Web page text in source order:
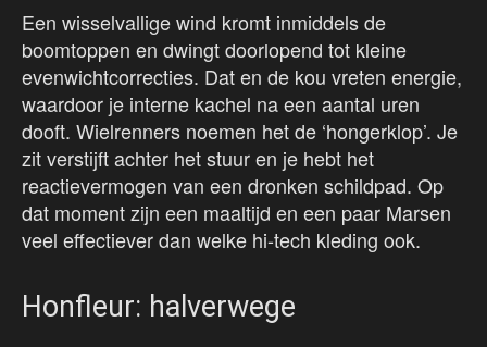
Een wisselvallige wind kromt inmiddels de
boomtoppen en dwingt doorlopend tot kleine
evenwichtcorrecties. Dat en de kou vreten energie,
waardoor je interne kachel na een aantal uren
dooft. Wielrenners noemen het de ‘hongerklop’. Je
zit verstijft achter het stuur en je hebt het
reactievermogen van een dronken schildpad. Op
dat moment zijn een maaltijd en een paar Marsen
veel effectiever dan welke hi-tech kleding ook.
Honfleur: halverwege